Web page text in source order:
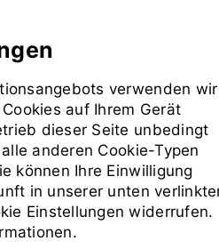
Sie
befinden
sich
auf
der
Seite
"Service
Die OTH Einrichtungen
IT für
Hier finden Sie Services, die
verwenden wir
auf Ihrem Gerät
dieser Seite unbedingt
anderen Cookie-Typen
können Ihre Einwilligung
in unserer unten
Einstellungen widerrufen.